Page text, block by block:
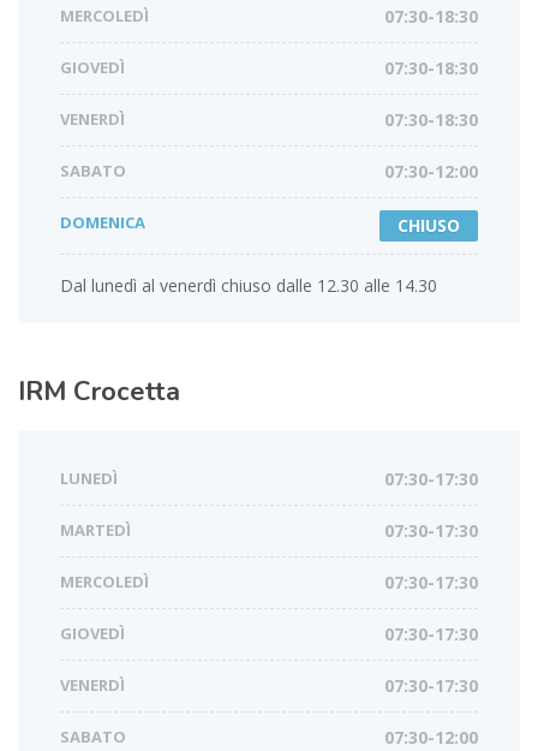
MERCOLEDÌ 07:30-18:30
GIOVEDÌ 07:30-18:30
VENERDÌ 07:30-18:30
SABATO 07:30-12:00
DOMENICA CHIUSO
Dal lunedì al venerdì chiuso dalle 12.30 alle 14.30
IRM Crocetta
LUNEDÌ 07:30-17:30
MARTEDÌ 07:30-17:30
MERCOLEDÌ 07:30-17:30
GIOVEDÌ 07:30-17:30
VENERDÌ 07:30-17:30
SABATO 07:30-12:00